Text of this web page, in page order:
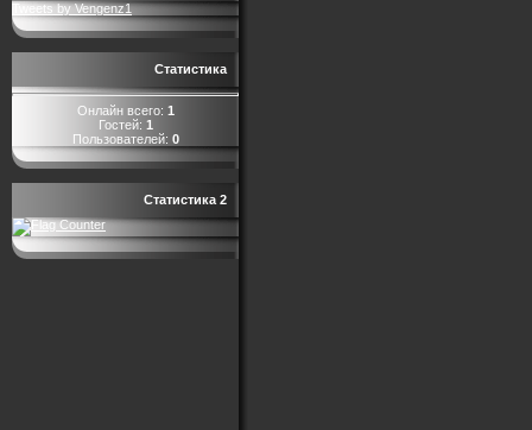
Tweets by Vengenz1
Статистика
Онлайн всего: 1
Гостей: 1
Пользователей: 0
Статистика 2